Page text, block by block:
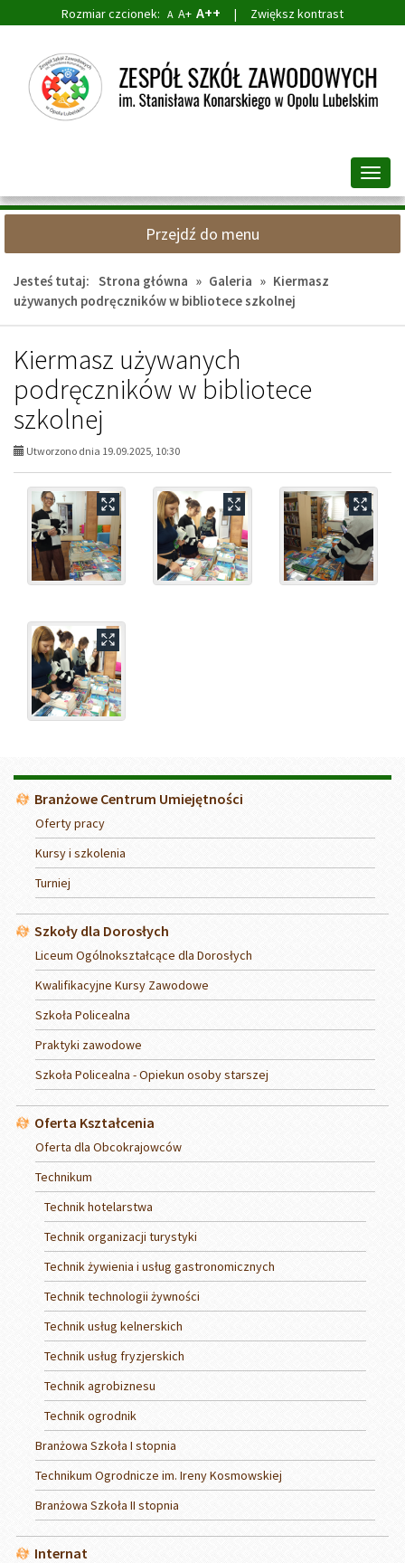
głównej
treści
wyszukiwarki
Rozmiar czcionek: A A+ A++ | Zwiększ kontrast
Przejdź do menu
Jesteś tutaj: Strona główna » Galeria » Kiermasz
używanych podręczników w bibliotece szkolnej
Kiermasz używanych
podręczników w bibliotece
szkolnej
Utworzono dnia 19.09.2025, 10:30
MenuBranżowe Centrum Umiejętności
Oferty pracy
Kursy i szkolenia
Turniej
Szkoły dla Dorosłych
Liceum Ogólnokształcące dla Dorosłych
Kwalifikacyjne Kursy Zawodowe
Szkoła Policealna
Praktyki zawodowe
Szkoła Policealna - Opiekun osoby starszej
Oferta Kształcenia
Oferta dla Obcokrajowców
Technikum
Technik hotelarstwa
Technik organizacji turystyki
Technik żywienia i usług gastronomicznych
Technik technologii żywności
Technik usług kelnerskich
Technik usług fryzjerskich
Technik agrobiznesu
Technik ogrodnik
Branżowa Szkoła I stopnia
Technikum Ogrodnicze im. Ireny Kosmowskiej
Branżowa Szkoła II stopnia
Internat